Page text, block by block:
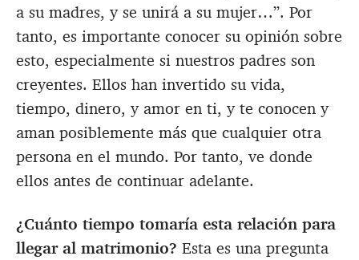
a su madres, y se unirá a su mujer…”. Por
tanto, es importante conocer su opinión sobre
esto, especialmente si nuestros padres son
creyentes. Ellos han invertido su vida,
tiempo, dinero, y amor en ti, y te conocen y
aman posiblemente más que cualquier otra
persona en el mundo. Por tanto, ve donde
ellos antes de continuar adelante.
¿Cuánto tiempo tomaría esta relación para
llegar al matrimonio? Esta es una pregunta